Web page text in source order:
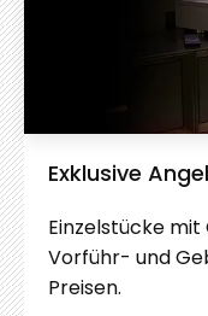
Exklusive
Einzelstücke
Vorführ- und
Preisen.